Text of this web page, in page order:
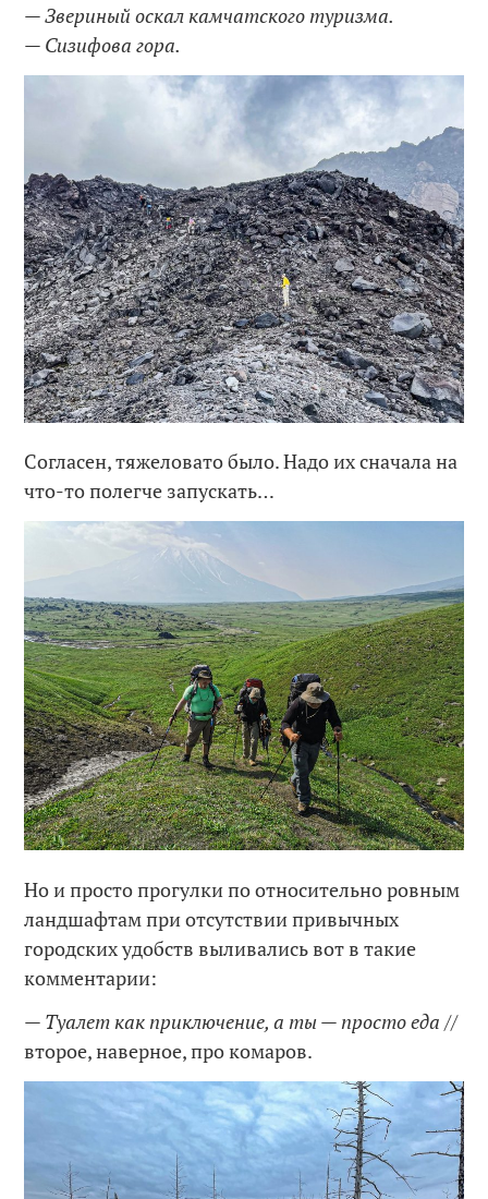
— Звериный оскал камчатского туризма.
— Сизифова гора.
Согласен, тяжеловато было. Надо их сначала на
что-то полегче запускать…
Но и просто прогулки по относительно ровным
ландшафтам при отсутствии привычных
городских удобств выливались вот в такие
комментарии:
— Туалет как приключение, а ты — просто еда //
второе, наверное, про комаров.